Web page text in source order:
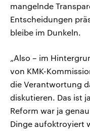
mangelnde
Entscheidungen
bleibe im Dunkeln.
„Also – im
von KMK-
die Verantwortung
diskutieren. Das ist
Reform war ja
Dinge aufoktroyiert